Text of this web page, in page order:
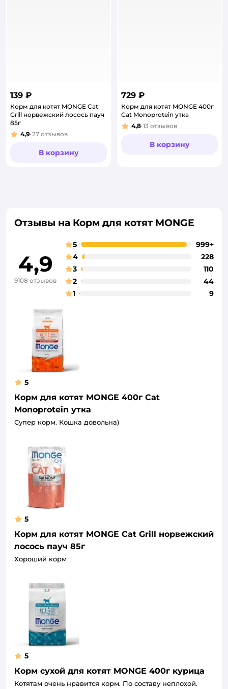
139 ₽
Корм для котят MONGE Cat
Grill норвежский лосось пауч
85г
Рейтинг:
4,9 27 отзывов
В корзину
729 ₽
Корм для котят MONGE 400г
Cat Monoprotein утка
Рейтинг:
4,8 13 отзывов
В корзину
Отзывы на Корм для котят MONGE
4,9
9108 отзывов
5
999+
4
228
3
110
2
44
1
9
5
Корм для котят MONGE 400г Cat
Monoprotein утка
Супер корм. Кошка довольна)
5
Корм для котят MONGE Cat Grill норвежский
лосось пауч 85г
Хороший корм
5
Корм сухой для котят MONGE 400г курица
Котятам очень нравится корм. По составу неплохой.